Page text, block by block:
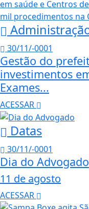
30/11/-0001
Gestão do
investimentos
Exames...
ACESSAR
Datas
30/11/-0001
Dia do Advogado
11 de agosto
ACESSAR